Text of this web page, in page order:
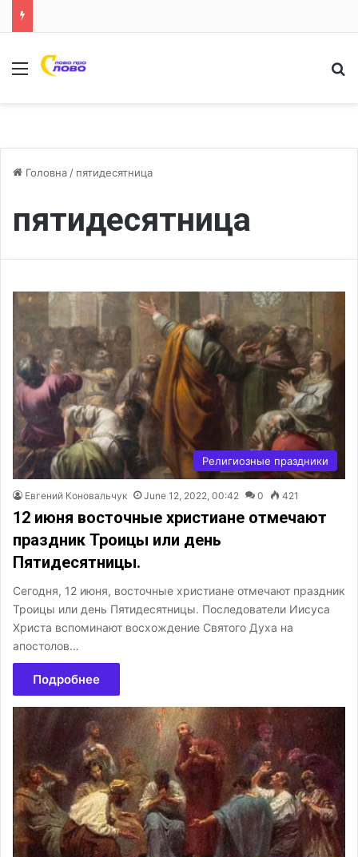
Меню
Головна / пятидесятница
пятидесятница
Религиозные праздники
Евгений Коновальчук June 12, 2022, 00:42 0 421
12 июня восточные христиане отмечают
праздник Троицы или день
Пятидесятницы.
Сегодня, 12 июня, восточные христиане отмечают праздник
Троицы или день Пятидесятницы. Последователи Иисуса
Христа вспоминают восхождение Святого Духа на
апостолов…
Подробнее